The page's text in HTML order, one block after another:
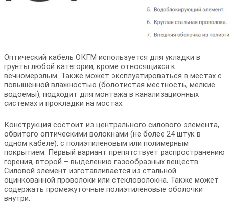
Оптический кабель ОКГМ используется для укладки в
грунты любой категории, кроме относящихся к
вечномерзлым. Также может эксплуатироваться в местах с
повышенной влажностью (болотистая местность, мелкие
водоемы), подходит для монтажа в канализационных
системах и прокладки на мостах.
Конструкция состоит из центрального силового элемента,
обвитого оптическими волокнами (не более 24 штук в
одном кабеле), с полиэтиленовым или полимерным
покрытием. Первый вариант препятствует распространению
горения, второй – выделению газообразных веществ.
Силовой элемент изготавливается из стальной
оцинкованной проволоки или стекловолокна. Также может
содержать промежуточные полиэтиленовые оболочки
внутри.